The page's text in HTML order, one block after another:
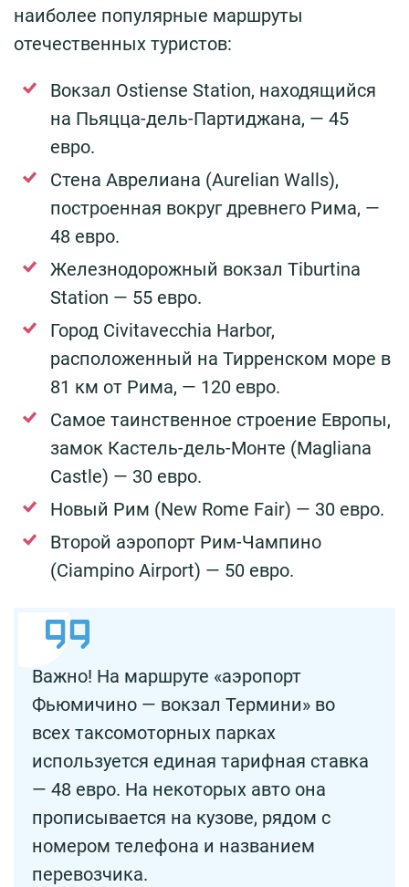
наиболее популярные маршруты
отечественных туристов:
Вокзал Ostiense Station, находящийся
на Пьяцца-дель-Партиджана, — 45
евро.
Стена Аврелиана (Aurelian Walls),
построенная вокруг древнего Рима, —
48 евро.
Железнодорожный вокзал Tiburtina
Station — 55 евро.
Город Civitavecchia Harbor,
расположенный на Тирренском море в
81 км от Рима, — 120 евро.
Самое таинственное строение Европы,
замок Кастель-дель-Монте (Magliana
Castle) — 30 евро.
Новый Рим (New Rome Fair) — 30 евро.
Второй аэропорт Рим-Чампино
(Ciampino Airport) — 50 евро.
Важно! На маршруте «аэропорт
Фьюмичино — вокзал Термини» во
всех таксомоторных парках
используется единая тарифная ставка
— 48 евро. На некоторых авто она
прописывается на кузове, рядом с
номером телефона и названием
перевозчика.